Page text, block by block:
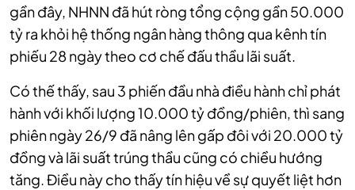
gần đây, NHNN đã hút ròng tổng cộng gần 50.000
tỷ ra khỏi hệ thống ngân hàng thông qua kênh tín
phiếu 28 ngày theo cơ chế đấu thầu lãi suất.
Có thế thấy, sau 3 phiến đầu nhà điều hành chỉ phát
hành với khối lượng 10.000 tỷ đồng/phiên, thì sang
phiên ngày 26/9 đã nâng lên gấp đôi với 20.000 tỷ
đồng và lãi suất trúng thầu cũng có chiều hướng
tăng. Điều này cho thấy tín hiệu về sự quyết liệt hơn